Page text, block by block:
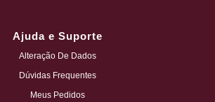
Ajuda e Suporte
Alteração De Dados
Dúvidas Frequentes
Meus Pedidos